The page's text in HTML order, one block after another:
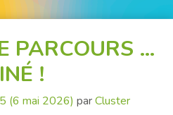
PARCOURS …
!
(6 mai 2026) parCluster